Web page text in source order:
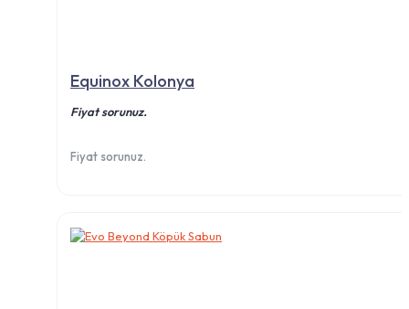
Equinox Kolonya
Fiyat sorunuz.
Fiyat sorunuz.